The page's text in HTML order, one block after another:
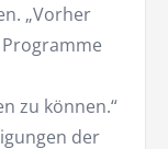
„Vorher
zu können.“
der